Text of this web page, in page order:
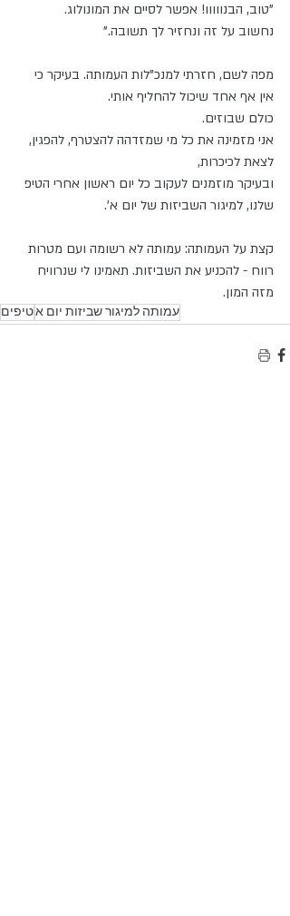
”טוב, הבנווווו! אפשר לסיים את המונולוג.
נחשוב על זה ונחזיר לך תשובה.”
מפה לשם, חזרתי למנכ”לות העמותה. בעיקר כי
אין אף אחד שיכול להחליף אותי.
כולם שבוזים.
אני מזמינה את כל מי שמזדהה להצטרף, להפגין,
לצאת לכיכרות,
ובעיקר מוזמנים לעקוב כל יום ראשון אחרי הטיפ
שלנו, למיגור השביזות של יום א’.
קצת על העמותה: עמותה לא רשומה ועם מטרות
רווח - להכניע את השביזות. תאמינו לי שנרוויח
מזה המון.
עמותה למיגור שביזות יום אטיפים